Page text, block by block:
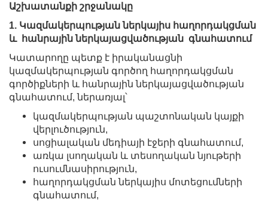
Աշխատանքի շրջանակը
1. Կազմակերպության ներկայիս հաղորդակցման
և հանրային ներկայացվածության գնահատում
Կատարողը պետք է իրականացնի
կազմակերպության գործող հաղորդակցման
գործիքների և հանրային ներկայացվածության
գնահատում, ներառյալ՝
կազմակերպության պաշտոնական կայքի
վերլուծություն,
սոցիալական մեդիայի էջերի գնահատում,
առկա լսողական և տեսողական նյութերի
ուսումնասիրություն,
հաղորդակցման ներկայիս մոտեցումների
գնահատում,